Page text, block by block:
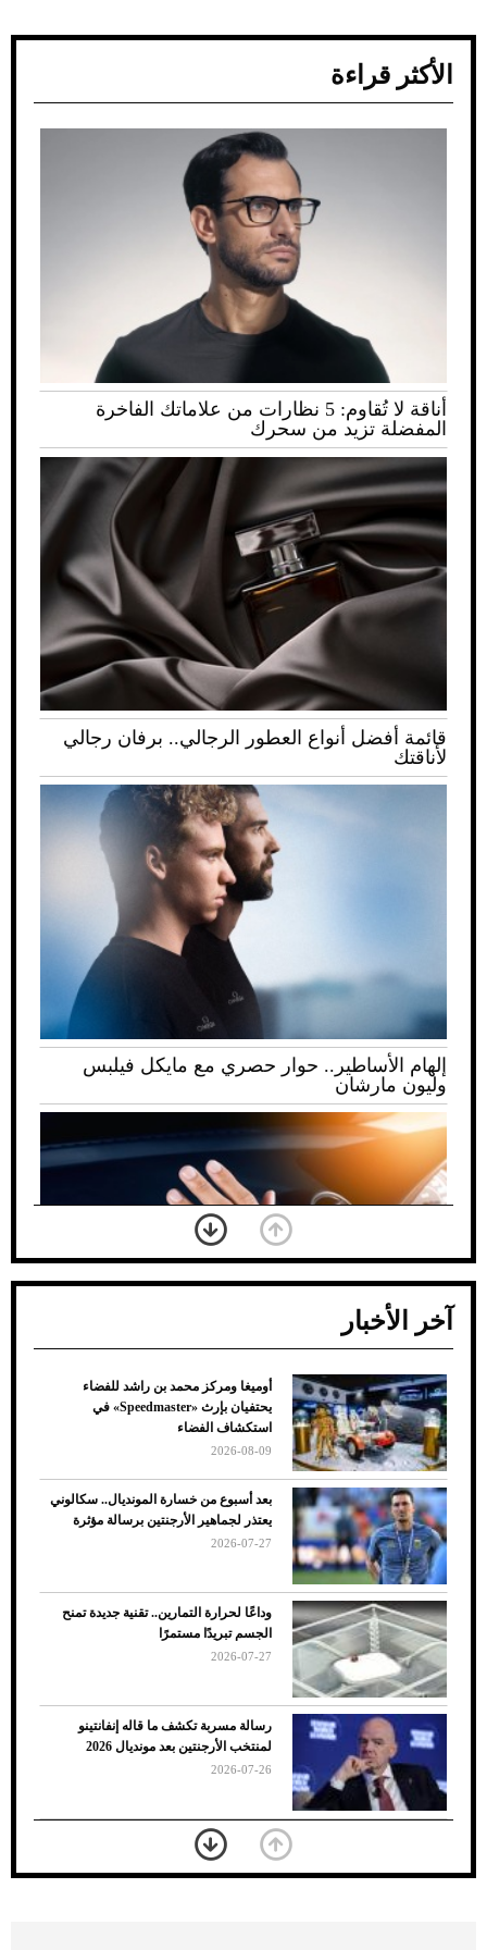
الأكثر قراءة
أناقة لا تُقاوم: 5 نظارات من علاماتك الفاخرة
المفضلة تزيد من سحرك
قائمة أفضل أنواع العطور الرجالي.. برفان رجالي
لأناقتك
إلهام الأساطير.. حوار حصري مع مايكل فيلبس
وليون مارشان
ضعف تبريد مكيف السيارة عند الوقوف.. أشهر
الأسباب والحلول
7 نصائح لاختيار لون البنطلون المناسب للقميص
الأسود
آخر الأخبار
أوميغا ومركز محمد بن راشد للفضاء
يحتفيان بإرث «Speedmaster» في
استكشاف الفضاء
2026-08-09
بعد أسبوع من خسارة المونديال.. سكالوني
يعتذر لجماهير الأرجنتين برسالة مؤثرة
2026-07-27
وداعًا لحرارة التمارين.. تقنية جديدة تمنح
الجسم تبريدًا مستمرًا
2026-07-27
رسالة مسربة تكشف ما قاله إنفانتينو
لمنتخب الأرجنتين بعد مونديال 2026
2026-07-26
«الجوازات» تكشف طريقة استخراج رقم
الحدود للزائر عبر أبشر